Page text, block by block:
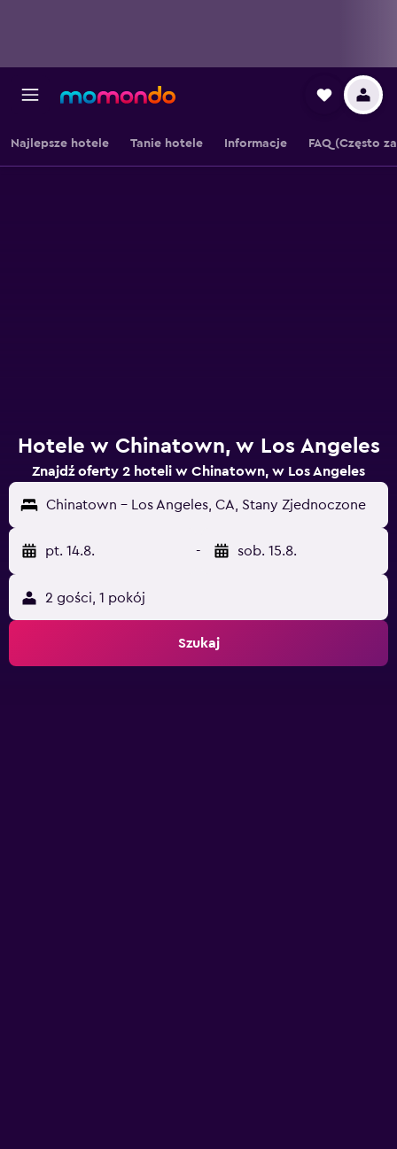
Najlepsze hotele Tanie hotele Informacje FAQ (Często
Hotele w Chinatown, w Los Angeles
Znajdź oferty 2 hoteli w Chinatown, w Los Angeles
Chinatown - Los Angeles, CA, Stany Zjednoczone
pt. 14.8. - sob. 15.8.
2 gości, 1 pokój
Szukaj